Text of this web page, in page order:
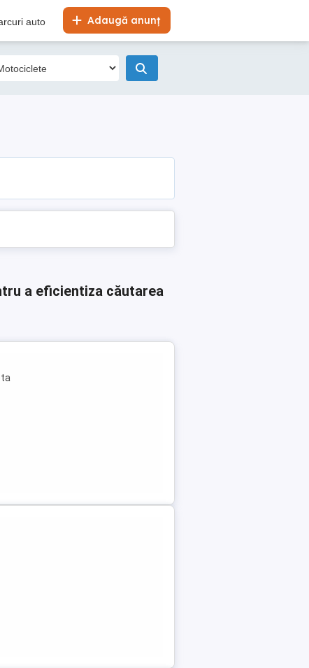
Adaugă anunț
auto
a eficientiza căutarea